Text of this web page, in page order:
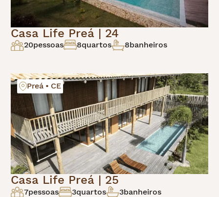
Casa Life Preá | 24
20pessoas 8quartos 8banheiros
Preá • CE
Casa Life Preá | 25
7pessoas 3quartos 3banheiros